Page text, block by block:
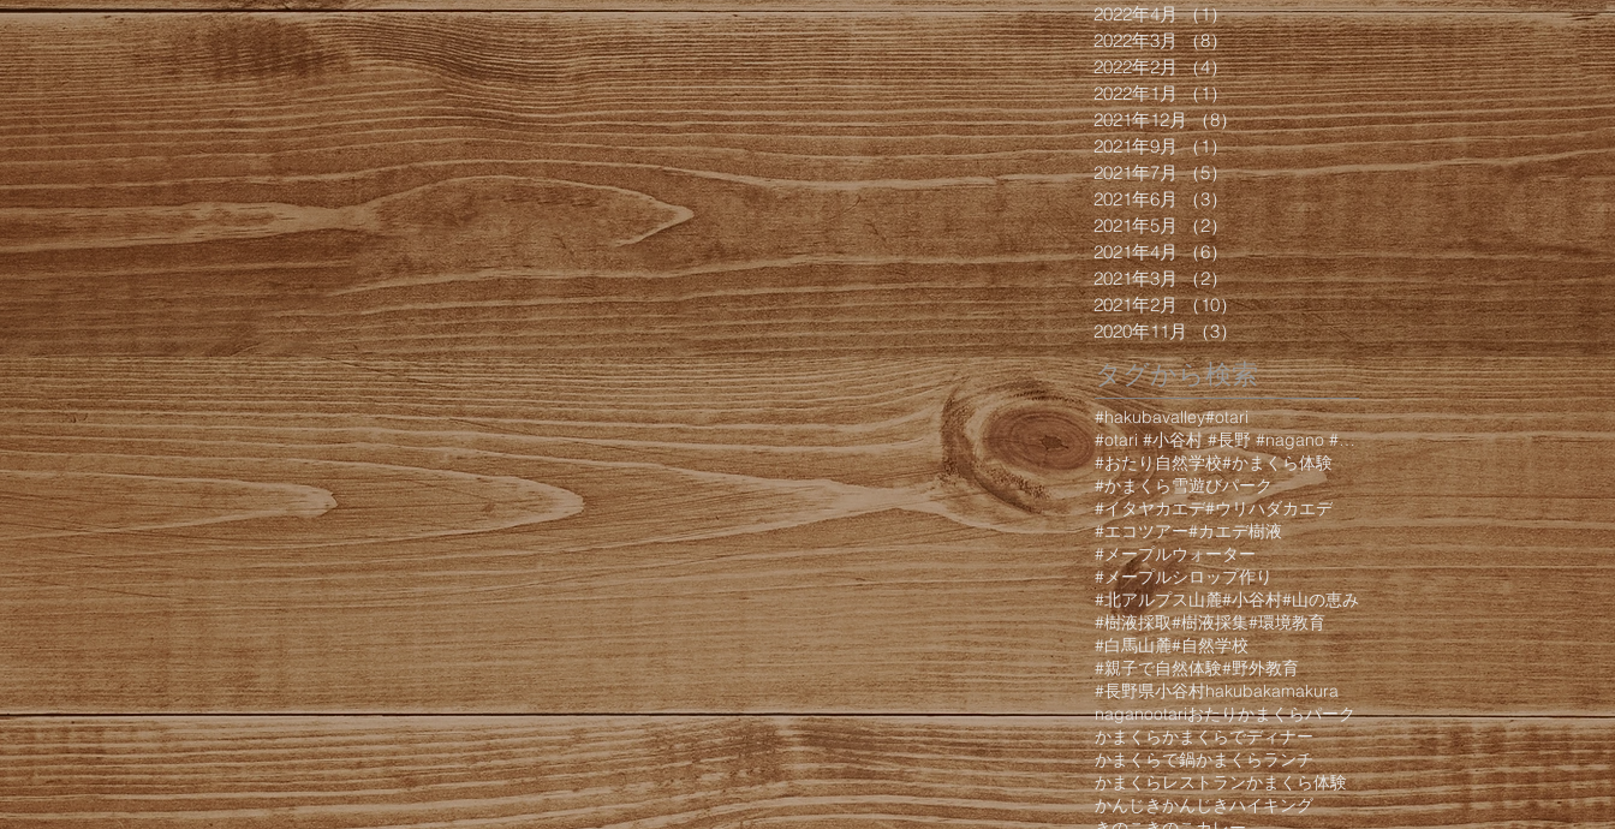
2022年4月 （1）1件の記事
2022年3月 （8）8件の記事
2022年2月 （4）4件の記事
2022年1月 （1）1件の記事
2021年12月 （8）8件の記事
2021年9月 （1）1件の記事
2021年7月 （5）5件の記事
2021年6月 （3）3件の記事
2021年5月 （2）2件の記事
2021年4月 （6）6件の記事
2021年3月 （2）2件の記事
2021年2月 （10）10件の記事
2020年11月 （3）3件の記事
タグから検索
#hakubavalley#otari
#otari #小谷村 #長野 #nagano #白馬 #hakuba #栂池 #栂池高原 #栂池高
#おたり自然学校#かまくら体験
#かまくら雪遊びパーク
#イタヤカエデ#ウリハダカエデ
#エコツアー#カエデ樹液
#メープルウォーター
#メープルシロップ作り
#北アルプス山麓#小谷村#山の恵み
#樹液採取#樹液採集#環境教育
#白馬山麓#自然学校
#親子で自然体験#野外教育
#長野県小谷村hakubakamakura
naganootariおたりかまくらパーク
かまくらかまくらでディナー
かまくらで鍋かまくらランチ
かまくらレストランかまくら体験
かんじきかんじきハイキング